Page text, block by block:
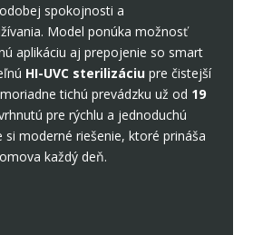
spokojnosti a
Model ponúka možnosť
aplikáciu aj prepojenie so smart
HI-UVC sterilizáciu pre čistejší
tichú prevádzku už od 19
pre rýchlu a jednoduchú
si moderné riešenie, ktoré prináša
každý deň.